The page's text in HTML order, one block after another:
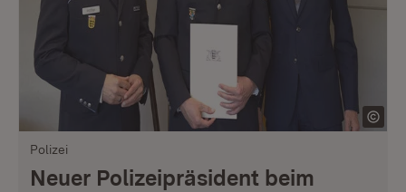
Polizei
Neuer Polizeipräsident beim